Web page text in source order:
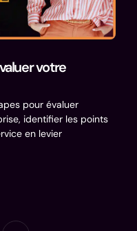
votre
pour évaluer
identifier les points
en levier